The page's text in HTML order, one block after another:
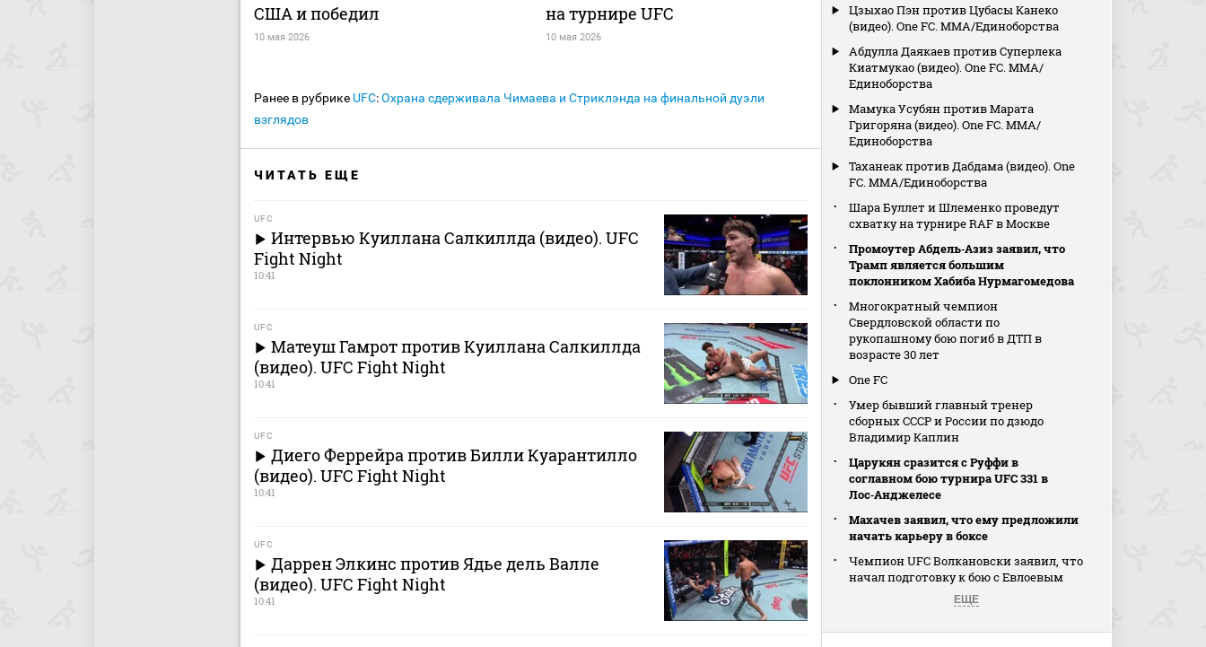
США и победил
10 мая 2026
на турнире UFC
10 мая 2026
Ранее в рубрике UFC:Охрана сдерживала Чимаева и Стриклэнда на финальной дуэли
взглядов
ЧИТАТЬ ЕЩЕ
UFC
Интервью Куиллана Салкиллда (видео). UFC
Fight Night
10:41
UFC
Матеуш Гамрот против Куиллана Салкиллда
(видео). UFC Fight Night
10:41
UFC
Диего Феррейра против Билли Куарантилло
(видео). UFC Fight Night
10:41
UFC
Даррен Элкинс против Ядье дель Валле
(видео). UFC Fight Night
10:41
Цзыхао Пэн против Цубасы Канеко
(видео). One FC. MMA/Единоборства
Абдулла Даякаев против Суперлека
Киатмукао (видео). One FC. MMA/
Единоборства
Мамука Усубян против Марата
Григоряна (видео). One FC. MMA/
Единоборства
Таханеак против Дабдама (видео). One
FC. MMA/Единоборства
Шара Буллет и Шлеменко проведут
схватку на турнире RAF в Москве
Промоутер Абдель‑Азиз заявил, что
Трамп является большим
поклонником Хабиба Нурмагомедова
Многократный чемпион
Свердловской области по
рукопашному бою погиб в ДТП в
возрасте 30 лет
One FC
Умер бывший главный тренер
сборных СССР и России по дзюдо
Владимир Каплин
Царукян сразится с Руффи в
соглавном бою турнира UFC 331 в
Лос‑Анджелесе
Махачев заявил, что ему предложили
начать карьеру в боксе
Чемпион UFC Волкановски заявил, что
начал подготовку к бою с Евлоевым
ЕЩЕ